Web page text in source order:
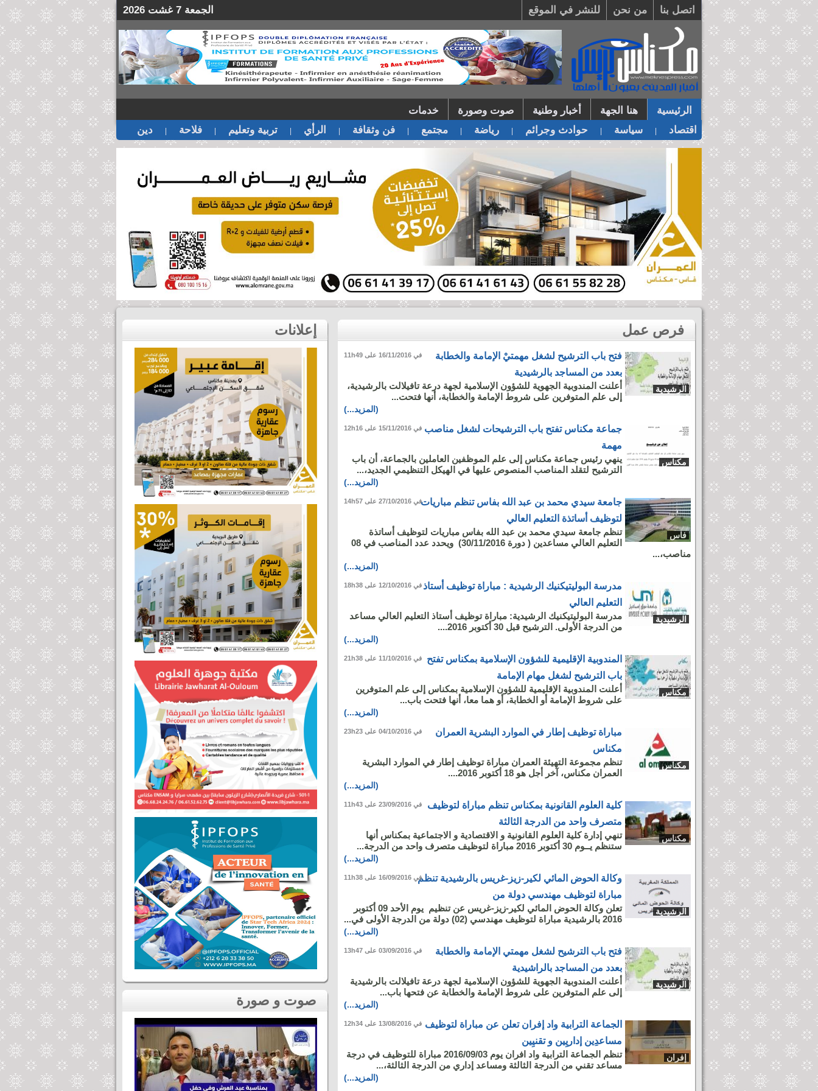
اتصل بنا من نحن للنشر في الموقع الجمعة 7 غشت 2026
الرئيسية
اقتصاد
سياسة حوادث وجرائم رياضة مجتمع فن وثقافة الرأي تربية وتعليم فلاحة دين
هنا الجهة أخبار وطنية صوت وصورة خدمات
الرشيدية
فتح باب الترشيح لشغل مهمتيْ الإمامة والخطابة
بعدد من المساجد بالرشيدية
أعلنت المندوبية الجهوية للشؤون الإسلامية لجهة درعة تافيلالت بالرشيدية،
إلى علم المتوفرين على شروط الإمامة والخطابة، أنها فتحت...
(المزيد...)
في 16/11/2016 على 11h49
مكناس
جماعة مكناس تفتح باب الترشيحات لشغل مناصب
مهمة
ينهي رئيس جماعة مكناس إلى علم الموظفين العاملين بالجماعة، أن باب
الترشيح لتقلد المناصب المنصوص عليها في الهيكل التنظيمي الجديد،...
(المزيد...)
في 15/11/2016 على 12h16
فاس
جامعة سيدي محمد بن عبد الله بفاس تنظم مباريات
لتوظيف أساتذة التعليم العالي
تنظم جامعة سيدي محمد بن عبد الله بفاس مباريات لتوظيف أساتذة
التعليم العالي مساعدين ( دورة 30/11/2016) ويحدد عدد المناصب في 08
مناصب،...
(المزيد...)
في 27/10/2016 على 14h57
الرشيدية
مدرسة البوليتيكنيك الرشيدية : مباراة توظيف أستاذ
التعليم العالي
مدرسة البوليتيكنيك الرشيدية: مباراة توظيف أستاذ التعليم العالي مساعد
من الدرجة الأولى. الترشيح قبل 30 أكتوبر 2016....
(المزيد...)
في 12/10/2016 على 18h38
مكناس
المندوبية الإقليمية للشؤون الإسلامية بمكناس تفتح
باب الترشيح لشغل مهام الإمامة
أعلنت المندوبية الإقليمية للشؤون الإسلامية بمكناس إلى علم المتوفرين
على شروط الإمامة أو الخطابة، أو هما معا، أنها فتحت باب...
(المزيد...)
في 11/10/2016 على 21h38
مكناس
مباراة توظيف إطار في الموارد البشرية العمران
مكناس
تنظم مجموعة التهيئة العمران مباراة توظيف إطار في الموارد البشرية
العمران مكناس، آخر أجل هو 18 أكتوبر 2016....
(المزيد...)
في 04/10/2016 على 23h23
مكناس
كلية العلوم القانونية بمكناس تنظم مباراة لتوظيف
متصرف واحد من الدرجة الثالثة
تنهي إدارة كلية العلوم القانونية و الاقتصادية و الاجتماعية بمكناس أنها
ستنظم يــوم 30 أكتوبر 2016 مباراة لتوظيف متصرف واحد من الدرجة...
(المزيد...)
في 23/09/2016 على 11h43
الرشيدية
وكالة الحوض المائي لكير-زيز-غريس بالرشيدية تنظم
مباراة لتوظيف مهندسي دولة من
تعلن وكالة الحوض المائي لكير-زيز-غريس عن تنظيم يوم الأحد 09 أكتوبر
2016 بالرشيدية مباراة لتوظيف مهندسي (02) دولة من الدرجة الأولى في...
(المزيد...)
في 16/09/2016 على 11h38
الرشيدية
فتح باب الترشيح لشغل مهمتي الإمامة والخطابة
بعدد من المساجد بالراشيدية
أعلنت المندوبية الجهوية للشؤون الإسلامية لجهة درعة تافيلالت بالرشيدية
إلى علم المتوفرين على شروط الإمامة والخطابة عن فتحها باب...
(المزيد...)
في 03/09/2016 على 13h47
إفران
الجماعة الترابية واد إفران تعلن عن مباراة لتوظيف
مساعدِين إداريِين و تقنيِين
تنظم الجماعة الترابية واد افران يوم 2016/09/03 مباراة للتوظيف في درجة
مساعد تقني من الدرجة الثالثة ومساعد إداري من الدرجة الثالثة،...
(المزيد...)
في 13/08/2016 على 12h34